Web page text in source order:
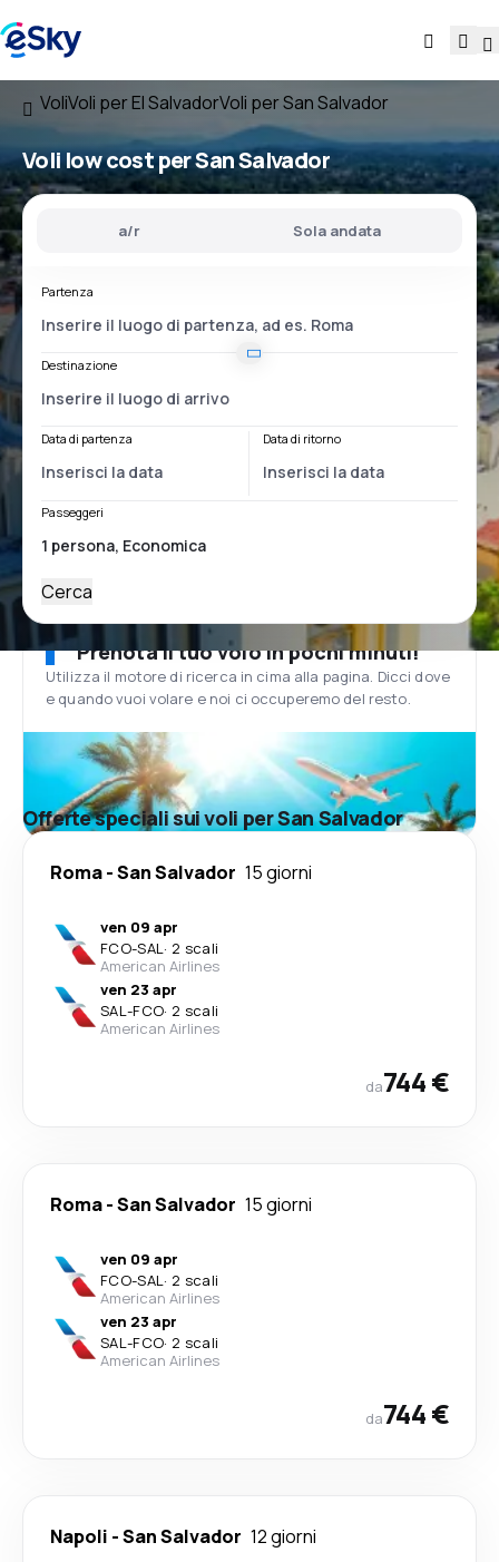
VoliVoli per El SalvadorVoli per San Salvador
Voli low cost per San Salvador
a/r Sola andata
Partenza
Destinazione
Data di partenza Data di ritorno
Passeggeri
Cerca
Prenota il tuo volo in pochi minuti!
Utilizza il motore di ricerca in cima alla pagina. Dicci dove
e quando vuoi volare e noi ci occuperemo del resto.
Offerte speciali sui voli per San Salvador
Roma-San Salvador 15 giorni
ven 09 apr
FCO-SAL· 2 scali
American Airlines
ven 23 apr
SAL-FCO· 2 scali
American Airlines
da744 €
Roma-San Salvador 15 giorni
ven 09 apr
FCO-SAL· 2 scali
American Airlines
ven 23 apr
SAL-FCO· 2 scali
American Airlines
da744 €
Napoli -San Salvador 12 giorni